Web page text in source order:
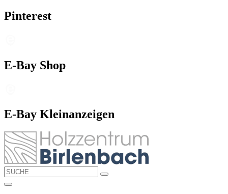
Pinterest
E-Bay Shop
E-Bay Kleinanzeigen